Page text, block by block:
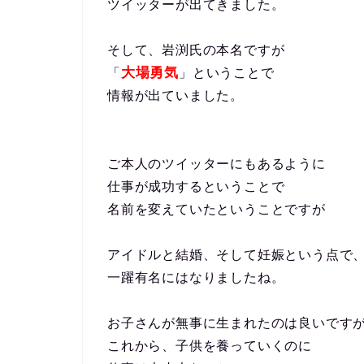
ツイッターが出てきました。
そして、岩渕氏の本名ですが
「 大場勇気 」ということで
情報が出ていました。
ご本人のツイッターにもあるように
仕事が成功するということで
名前を変えていたということですが
アイドルと結婚、そして妊娠という点で
一躍有名にはなりましたね。
お子さんが無事に生まれたのは良いです
これから、子供を養っていくのに